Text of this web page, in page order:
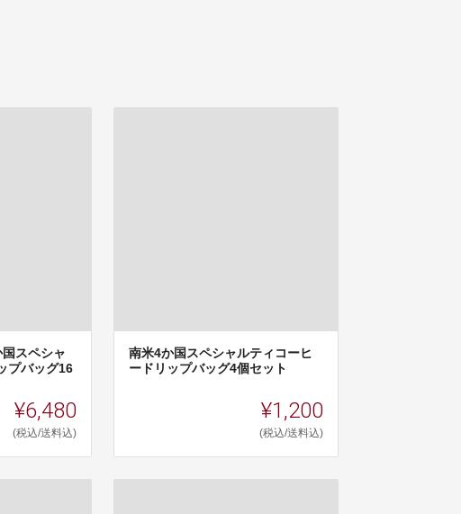
国スペシャ
プバッグ16
¥6,480
(税込/送料込)
南米4か国スペシャルティコーヒ
ードリップバッグ4個セット
¥1,200
(税込/送料込)